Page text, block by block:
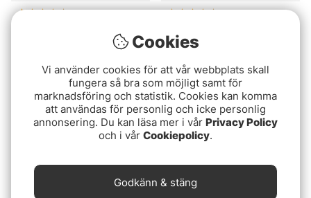
Betyg:
4.6 utav 5 stjärnor
Realistic Serie Flutter
Betyg:
4.7 utav 5
Savage Gear LT Seeker
fr. 99 kr
Cookies
Vi använder cookies för att vår webbplats skall
fungera så bra som möjligt samt för
marknadsföring och statistik. Cookies kan komma
att användas för personlig och icke personlig
annonsering. Du kan läsa mer i vår Privacy Policy
och i vår Cookiepolicy.
Godkänn & stäng